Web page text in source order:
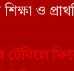
ও
আন্দোলন